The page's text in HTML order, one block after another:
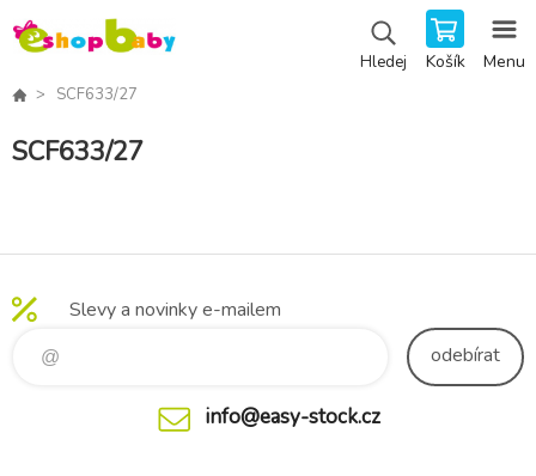
Hledej Košík Menu
SCF633/27
SCF633/27
Slevy a novinky e-mailem
odebírat
info@easy-stock.cz